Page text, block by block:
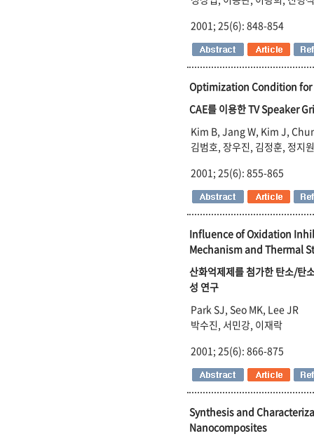
2001; 25(6): 848-854
Optimization Condition for
CAE를 이용한 TV Speaker
Kim B, Jang W, Kim J,
김범호, 장우진, 김정훈, 정지
2001; 25(6): 855-865
Influence of Oxidation
Mechanism and Thermal
산화억제제를 첨가한 탄소/탄
성 연구
Park SJ, Seo MK, Lee JR
박수진, 서민강, 이재락
2001; 25(6): 866-875
Synthesis and
Nanocomposites